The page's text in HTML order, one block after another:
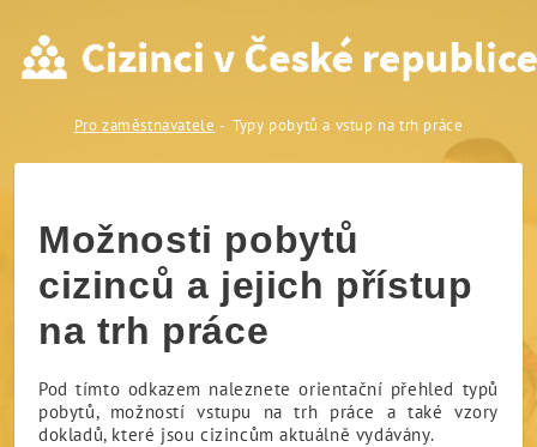
Typy pobytů a vstup na trh
Pro zaměstnavatele Typy pobytů a vstup na trh práce
Možnosti pobytů
cizinců a jejich přístup
na trh práce
Pod tímto odkazem naleznete orientační přehled typů
pobytů, možností vstupu na trh práce a také vzory
dokladů, které jsou cizincům aktuálně vydávány.